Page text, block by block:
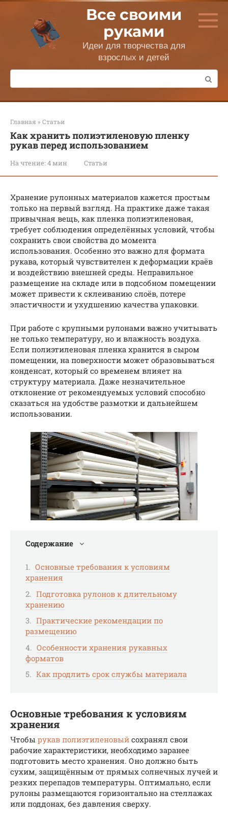
Перейти
контенту
Все своими
руками
Идеи для творчества для
взрослых и детей
Поиск:
Главная » Статьи
Как хранить полиэтиленовую пленку
рукав перед использованием
На чтение: 4 мин Статьи
Хранение рулонных материалов кажется простым
только на первый взгляд. На практике даже такая
привычная вещь, как пленка полиэтиленовая,
требует соблюдения определённых условий, чтобы
сохранить свои свойства до момента
использования. Особенно это важно для формата
рукава, который чувствителен к деформации краёв
и воздействию внешней среды. Неправильное
размещение на складе или в подсобном помещении
может привести к склеиванию слоёв, потере
эластичности и ухудшению качества упаковки.
При работе с крупными рулонами важно учитывать
не только температуру, но и влажность воздуха.
Если полиэтиленовая пленка хранится в сыром
помещении, на поверхности может образовываться
конденсат, который со временем влияет на
структуру материала. Даже незначительное
отклонение от рекомендуемых условий способно
сказаться на удобстве размотки и дальнейшем
использовании.
Содержание
Основные требования к условиям
хранения
Подготовка рулонов к длительному
хранению
Практические рекомендации по
размещению
Особенности хранения рукавных
форматов
Как продлить срок службы материала
Основные требования к условиям
хранения
Чтобы рукав полиэтиленовый сохранял свои
рабочие характеристики, необходимо заранее
подготовить место хранения. Оно должно быть
сухим, защищённым от прямых солнечных лучей и
резких перепадов температуры. Оптимально, если
рулоны размещаются горизонтально на стеллажах
или поддонах, без давления сверху.